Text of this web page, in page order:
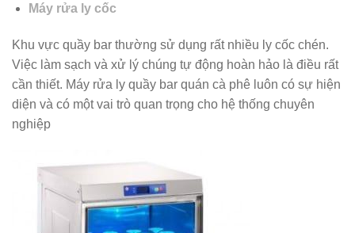
Máy rửa ly cốc
Khu vực quầy bar thường sử dụng rất nhiều ly cốc chén.
Việc làm sạch và xử lý chúng tự động hoàn hảo là điều rất
cần thiết. Máy rửa ly quầy bar quán cà phê luôn có sự hiện
diện và có một vai trò quan trọng cho hệ thống chuyên
nghiệp